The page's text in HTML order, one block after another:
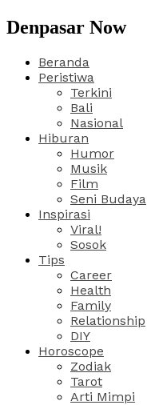
Denpasar Now
Beranda
Peristiwa
Terkini
Bali
Nasional
Hiburan
Humor
Musik
Film
Seni Budaya
Inspirasi
Viral!
Sosok
Tips
Career
Health
Family
Relationship
DIY
Horoscope
Zodiak
Tarot
Arti Mimpi